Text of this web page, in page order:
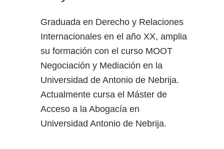
Graduada en Derecho y Relaciones
Internacionales en el año XX, amplia
su formación con el curso MOOT
Negociación y Mediación en la
Universidad de Antonio de Nebrija.
Actualmente cursa el Máster de
Acceso a la Abogacía en
Universidad Antonio de Nebrija.